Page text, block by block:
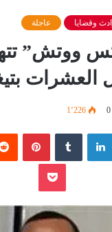
وقضايا عاجلة
ووتش”
العشرات
0 1٬226
لينكدإن بينتيريست
بوكيت